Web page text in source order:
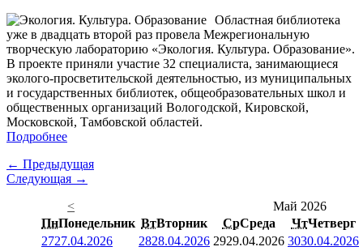
Областная библиотека
уже в двадцать второй раз провела Межрегиональную
творческую лабораторию «Экология. Культура. Образование».
В проекте приняли участие 32 специалиста, занимающиеся
эколого-просветительской деятельностью, из муниципальных
и государственных библиотек, общеобразовательных школ и
общественных организаций Вологодской, Кировской,
Московской, Тамбовской областей.
Подробнее
← Предыдущая
Следующая →
<
Май 2026
ПнПонедельник ВтВторник СрСреда ЧтЧетверг
2727.04.2026 2828.04.2026 2929.04.2026 3030.04.2026